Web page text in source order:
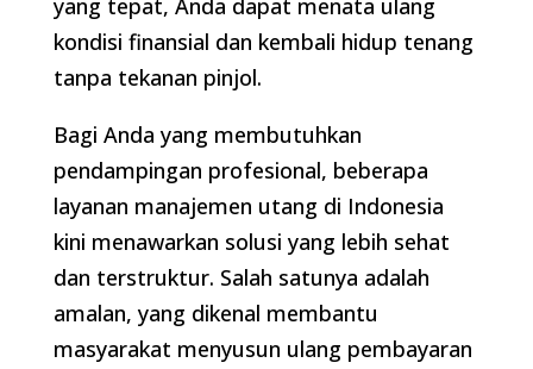
yang tepat, Anda dapat menata ulang
kondisi finansial dan kembali hidup tenang
tanpa tekanan pinjol.
Bagi Anda yang membutuhkan
pendampingan profesional, beberapa
layanan manajemen utang di Indonesia
kini menawarkan solusi yang lebih sehat
dan terstruktur. Salah satunya adalah
amalan, yang dikenal membantu
masyarakat menyusun ulang pembayaran